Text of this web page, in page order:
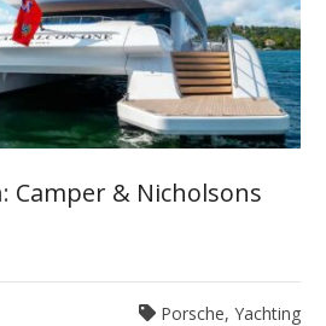
Camper & Nicholsons
Porsche, Yachting